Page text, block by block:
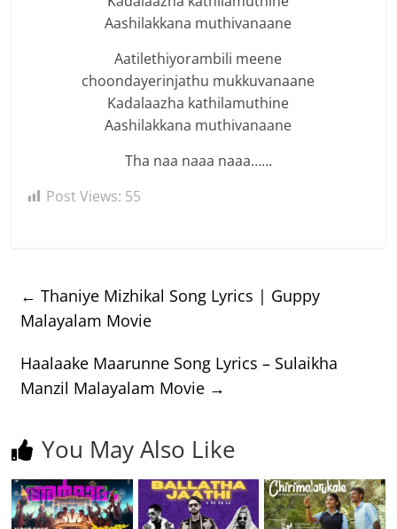
Aashilakkana muthivanaane
Aatilethiyorambili meene
choondayerinjathu mukkuvanaane
Kadalaazha kathilamuthine
Aashilakkana muthivanaane
Tha naa naaa naaa……
Post Views: 55
← Thaniye Mizhikal Song Lyrics | Guppy
Malayalam Movie
Haalaake Maarunne Song Lyrics – Sulaikha
Manzil Malayalam Movie →
You May Also Like